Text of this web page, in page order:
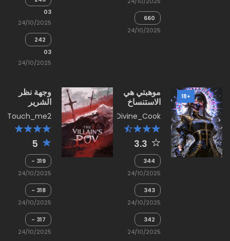
لعبة
تقمص
أدوار
قائمة
660
-
المعركة
24/10/2025
-
ظلال
الماضي
03
24/10/2025
242
-
الظل
(2)
03
24/10/2025
+18
موهبتي هي
الاستنساخ
ذات الرتبة
SSS: أترقى
إلى
مستويات لا
نهائية!
Divine_Cook
3.3
344
-
العالم
كملعب؟
24/10/2025
343
-
الزراعة
المزدوجة؟
24/10/2025
342
-
فنون
24/10/2025
وجهة نظر
الشرير
Touch_me2
5
319 -
لمحات
من
مستقبل
محكوم
عليه
24/10/2025
318 -
حرب
الجبهات
الثلاث
24/10/2025
317 -
نفث
السموم
24/10/2025